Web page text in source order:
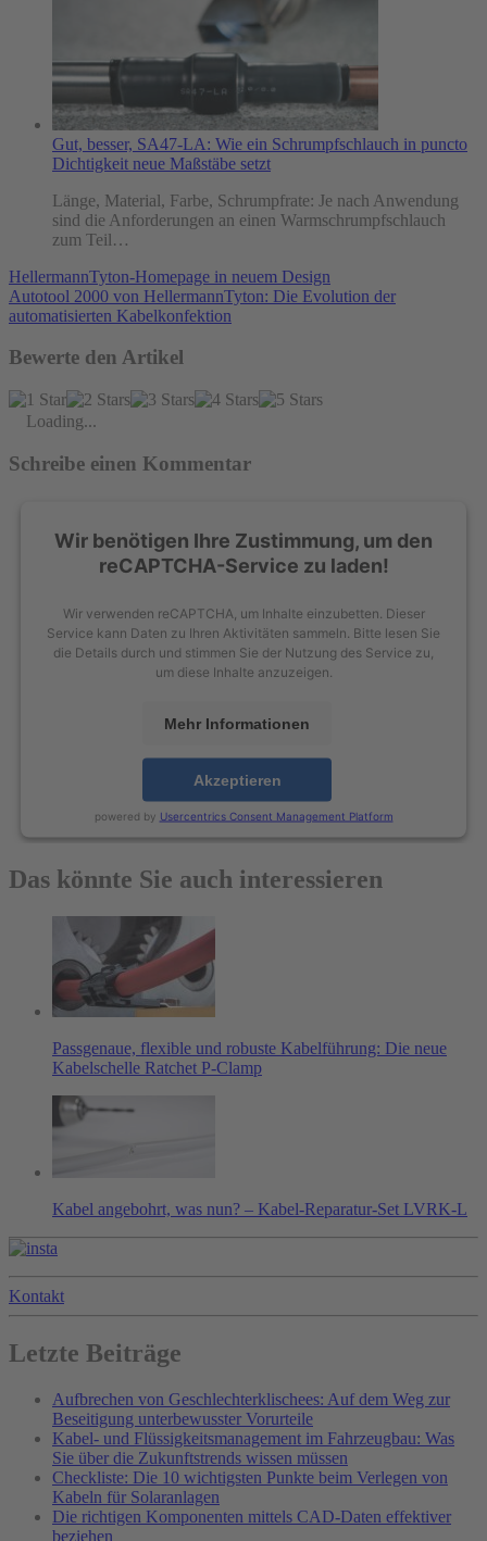
Gut, besser, SA47-LA: Wie ein Schrumpfschlauch in puncto
Dichtigkeit neue Maßstäbe setzt
Länge, Material, Farbe, Schrumpfrate: Je nach Anwendung
sind die Anforderungen an einen Warmschrumpfschlauch
zum Teil…
HellermannTyton-Homepage in neuem Design
Autotool 2000 von HellermannTyton: Die Evolution der
automatisierten Kabelkonfektion
Bewerte den Artikel
Loading...
Schreibe einen Kommentar
Wir benötigen Ihre Zustimmung, um den
reCAPTCHA-Service zu laden!
Wir verwenden reCAPTCHA, um Inhalte einzubetten. Dieser
Service kann Daten zu Ihren Aktivitäten sammeln. Bitte lesen Sie
die Details durch und stimmen Sie der Nutzung des Service zu,
um diese Inhalte anzuzeigen.
Mehr Informationen
Akzeptieren
powered by Usercentrics Consent Management Platform
Das könnte Sie auch interessieren
Passgenaue, flexible und robuste Kabelführung: Die neue
Kabelschelle Ratchet P-Clamp
Kabel angebohrt, was nun? – Kabel-Reparatur-Set LVRK-L
Kontakt
Letzte Beiträge
Aufbrechen von Geschlechterklischees: Auf dem Weg zur
Beseitigung unterbewusster Vorurteile
Kabel- und Flüssigkeitsmanagement im Fahrzeugbau: Was
Sie über die Zukunftstrends wissen müssen
Checkliste: Die 10 wichtigsten Punkte beim Verlegen von
Kabeln für Solaranlagen
Die richtigen Komponenten mittels CAD-Daten effektiver
beziehen